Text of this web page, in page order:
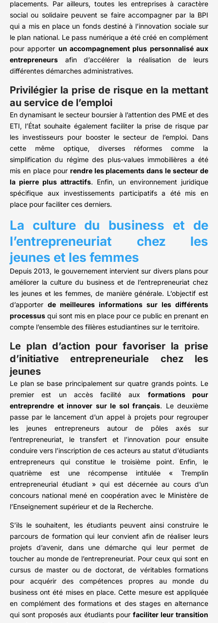
placements. Par ailleurs, toutes les entreprises à caractère
social ou solidaire peuvent se faire accompagner par la BPI
qui a mis en place un fonds destiné à l’innovation sociale sur
le plan national. Le pass numérique a été créé en complément
pour apporter un accompagnement plus personnalisé aux
entrepreneurs afin d’accélérer la réalisation de leurs
différentes démarches administratives.
Privilégier la prise de risque en la mettant
au service de l’emploi
En dynamisant le secteur boursier à l’attention des PME et des
ETI, l’État souhaite également faciliter la prise de risque par
les investisseurs pour booster le secteur de l’emploi. Dans
cette même optique, diverses réformes comme la
simplification du régime des plus-values immobilières a été
mis en place pour rendre les placements dans le secteur de
la pierre plus attractifs. Enfin, un environnement juridique
spécifique aux investissements participatifs a été mis en
place pour faciliter ces derniers.
La culture du business et de
l’entrepreneuriat chez les
jeunes et les femmes
Depuis 2013, le gouvernement intervient sur divers plans pour
améliorer la culture du business et de l’entrepreneuriat chez
les jeunes et les femmes, de manière générale. L’objectif est
d’apporter de meilleures informations sur les différents
processus qui sont mis en place pour ce public en prenant en
compte l’ensemble des filières estudiantines sur le territoire.
Le plan d’action pour favoriser la prise
d’initiative entrepreneuriale chez les
jeunes
Le plan se base principalement sur quatre grands points. Le
premier est un accès facilité aux formations pour
entreprendre et innover sur le sol français. Le deuxième
passe par le lancement d’un appel à projets pour regrouper
les jeunes entrepreneurs autour de pôles axés sur
l’entrepreneuriat, le transfert et l’innovation pour ensuite
conduire vers l’inscription de ces acteurs au statut d’étudiants
entrepreneurs qui constitue le troisième point. Enfin, le
quatrième est une récompense intitulée « Tremplin
entrepreneurial étudiant » qui est décernée au cours d’un
concours national mené en coopération avec le Ministère de
l’Enseignement supérieur et de la Recherche.
S’ils le souhaitent, les étudiants peuvent ainsi construire le
parcours de formation qui leur convient afin de réaliser leurs
projets d’avenir, dans une démarche qui leur permet de
toucher au monde de l’entrepreneuriat. Pour ceux qui sont en
cursus de master ou de doctorat, de véritables formations
pour acquérir des compétences propres au monde du
business ont été mises en place. Cette mesure est appliquée
en complément des formations et des stages en alternance
qui sont proposés aux étudiants pourfaciliter leur transition